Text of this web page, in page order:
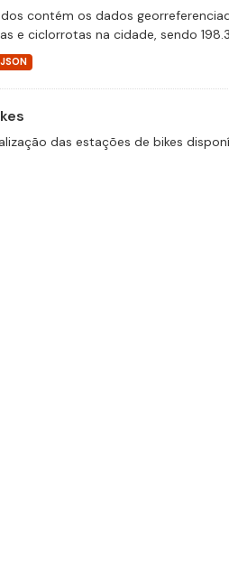
contém os dados
e ciclorrotas na cidade, sendo
JSON
das estações de bikes